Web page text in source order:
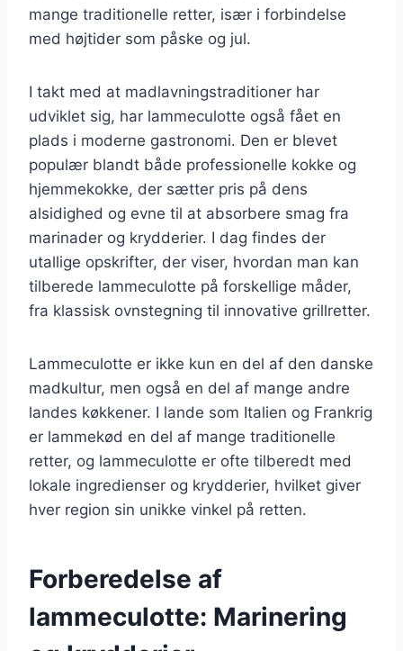
mange traditionelle retter, især i forbindelse
med højtider som påske og jul.
I takt med at madlavningstraditioner har
udviklet sig, har lammeculotte også fået en
plads i moderne gastronomi. Den er blevet
populær blandt både professionelle kokke og
hjemmekokke, der sætter pris på dens
alsidighed og evne til at absorbere smag fra
marinader og krydderier. I dag findes der
utallige opskrifter, der viser, hvordan man kan
tilberede lammeculotte på forskellige måder,
fra klassisk ovnstegning til innovative grillretter.
Lammeculotte er ikke kun en del af den danske
madkultur, men også en del af mange andre
landes køkkener. I lande som Italien og Frankrig
er lammekød en del af mange traditionelle
retter, og lammeculotte er ofte tilberedt med
lokale ingredienser og krydderier, hvilket giver
hver region sin unikke vinkel på retten.
Forberedelse af
lammeculotte: Marinering